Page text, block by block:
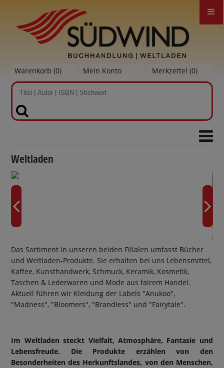
Warenkorb (0) Mein Konto Merkzettel (0)
Weltladen
Das Sortiment in unseren beiden Filialen umfasst Bücher
und Weltladen-Produkte. Sie erhalten bei uns Lebensmittel,
Kaffee, Kunsthandwerk, Schmuck, Keramik, Kosmetik,
Taschen & Lederwaren und Mode aus fairem Handel.
Aktuell führen wir Kleidung der Labels "Anukoo",
"Madness", "Bloomers", "Brandless" und "Fairytale".
Im Weltladen steckt Vielfalt, Atmosphäre, Fantasie und
Lebensfreude. Die Produkte erzählen von den
Besonderheiten des Herkunftslandes, von den Menschen,